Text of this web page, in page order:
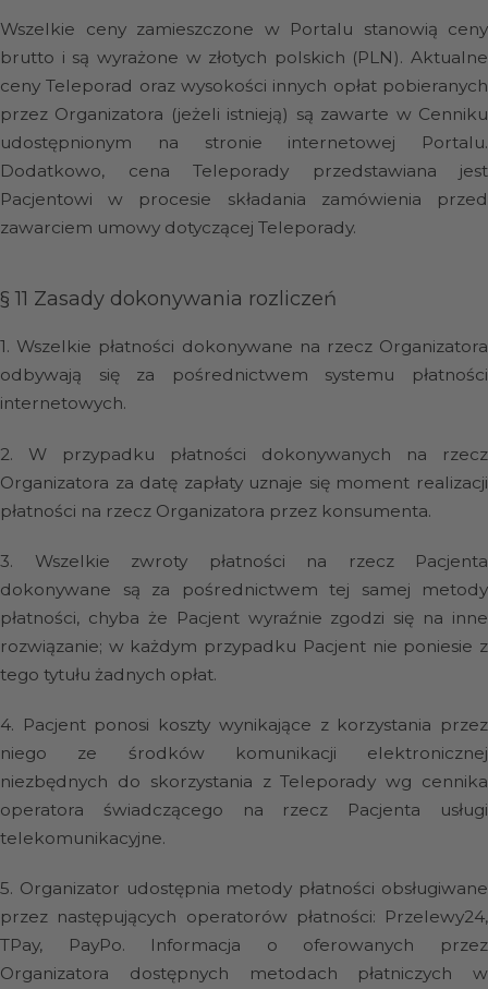
Wszelkie ceny zamieszczone w Portalu stanowią ceny
brutto i są wyrażone w złotych polskich (PLN). Aktualne
ceny Teleporad oraz wysokości innych opłat pobieranych
przez Organizatora (jeżeli istnieją) są zawarte w Cenniku
udostępnionym na stronie internetowej Portalu.
Dodatkowo, cena Teleporady przedstawiana jest
Pacjentowi w procesie składania zamówienia przed
zawarciem umowy dotyczącej Teleporady.
§ 11 Zasady dokonywania rozliczeń
1. Wszelkie płatności dokonywane na rzecz Organizatora
odbywają się za pośrednictwem systemu płatności
internetowych.
2.
W przypadku płatności dokonywanych na rzecz
Organizatora za datę zapłaty uznaje się moment realizacji
płatności na rzecz Organizatora przez konsumenta.
3.
Wszelkie zwroty płatności na rzecz Pacjenta
dokonywane są za pośrednictwem tej samej metody
płatności, chyba że Pacjent wyraźnie zgodzi się na inne
rozwiązanie; w każdym przypadku Pacjent nie poniesie z
tego tytułu żadnych opłat.
4. Pacjent ponosi koszty wynikające z korzystania przez
niego ze środków komunikacji elektronicznej
niezbędnych do skorzystania z Teleporady wg cennika
operatora świadczącego na rzecz Pacjenta usługi
telekomunikacyjne.
5. Organizator udostępnia metody płatności obsługiwane
przez następujących operatorów płatności: Przelewy24,
TPay, PayPo. Informacja o oferowanych przez
Organizatora dostępnych metodach płatniczych w